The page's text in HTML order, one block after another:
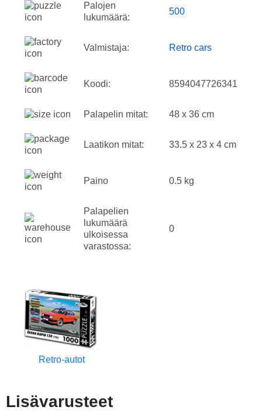
Palojen
lukumäärä:
500
Valmistaja: Retro cars
Koodi: 8594047726341
Palapelin mitat: 48 x 36 cm
Laatikon mitat: 33.5 x 23 x 4 cm
Paino 0.5 kg
Palapelien
lukumäärä
ulkoisessa
varastossa:
0
Retro-autot
Lisävarusteet